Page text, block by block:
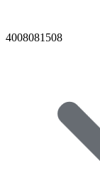
4008081508